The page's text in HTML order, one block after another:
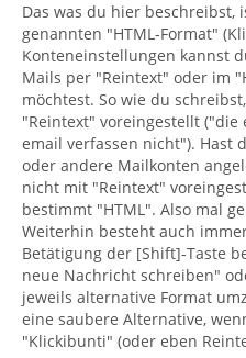
Das was du hier beschreibst,
genannten "HTML-Format"
Konteneinstellungen kannst
Mails per "Reintext" oder im
möchtest. So wie du
"Reintext" voreingestellt
email verfassen nicht"). Hast
oder andere Mailkonten
nicht mit "Reintext"
bestimmt "HTML". Also mal
Weiterhin besteht auch
Betätigung der [Shift]-Taste
neue Nachricht schreiben"
jeweils alternative Format
eine saubere Alternative,
"Klickibunti" (oder eben